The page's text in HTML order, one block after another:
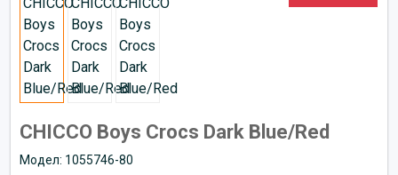
CHICCO Boys Crocs Dark Blue/Red
Модел: 1055746-80